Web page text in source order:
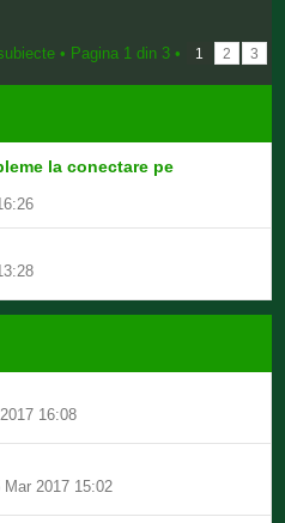
• Pagina 1din 3• 1 2 3
la conectare pe
16:08
Mar 2017 15:02